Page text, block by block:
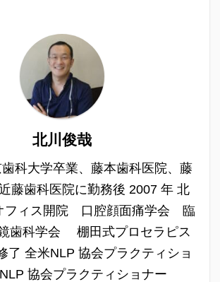
北川俊哉
科大学卒業、藤本歯科医院、藤
藤歯科医院に勤務後 2007 年 北
フィス開院 口腔顔面痛学会 臨
歯科学会 棚田式プロセラピス
了 全米NLP 協会プラクティショ
協会プラクティショナー